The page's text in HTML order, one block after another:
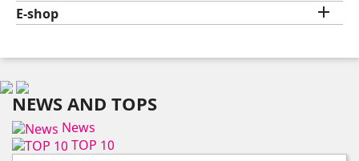
E-shop

NEWS AND TOPS
News
TOP 10